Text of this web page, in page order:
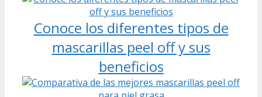
Conoce los diferentes tipos de
mascarillas peel off y sus
beneficios